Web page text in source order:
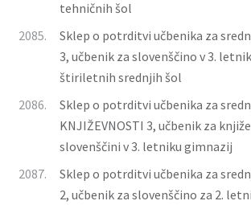
tehničnih šol
2085.
Sklep o potrditvi učbenika za
3, učbenik za slovenščino v 3.
štiriletnih srednjih šol
2086.
Sklep o potrditvi učbenika za
KNJIŽEVNOSTI 3, učbenik za
slovenščini v 3. letniku gimnazij
2087.
Sklep o potrditvi učbenika za
2, učbenik za slovenščino za 2.